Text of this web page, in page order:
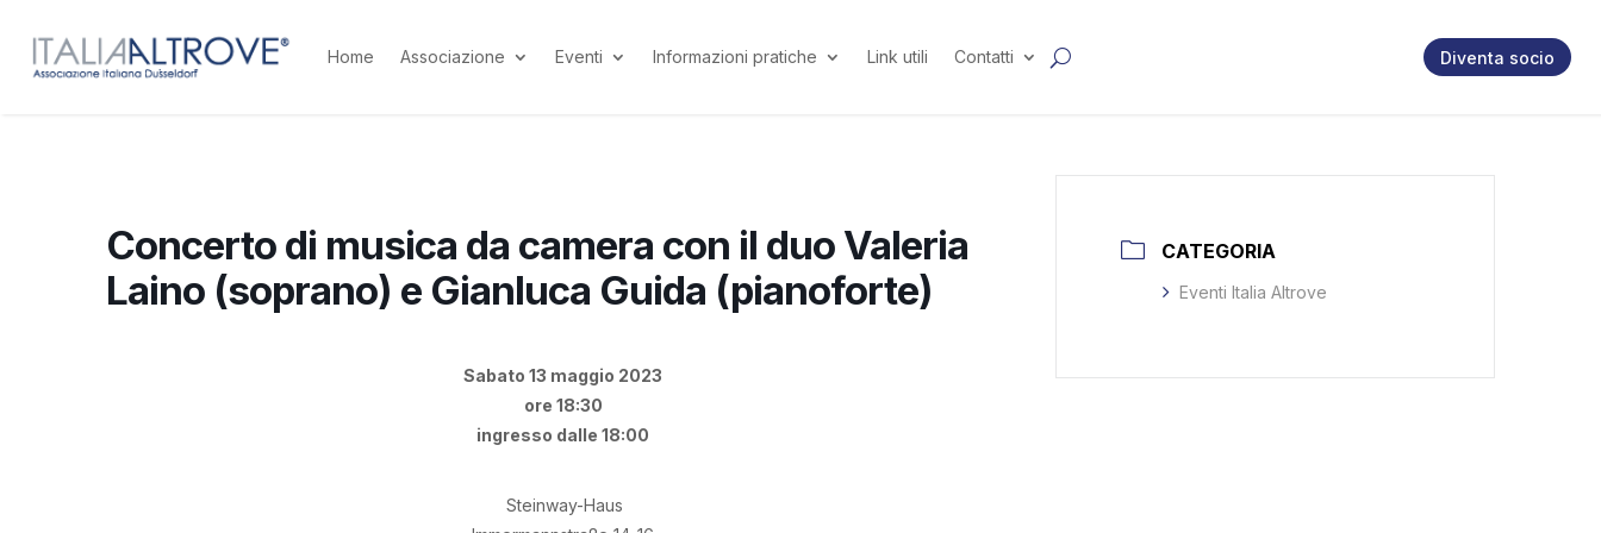
Home Associazione Eventi Informazioni pratiche Link utili Contatti Diventa socio
Concerto di musica da camera con il duo Valeria
Laino (soprano) e Gianluca Guida (pianoforte)
Sabato 13 maggio 2023
ore 18:30
ingresso dalle 18:00
Steinway-Haus
CATEGORIA
Eventi Italia Altrove